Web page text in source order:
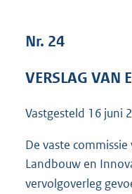
Nr. 24
VERSLAG VAN
Vastgesteld 16 juni
De vaste
Landbouw en
vervolgoverleg